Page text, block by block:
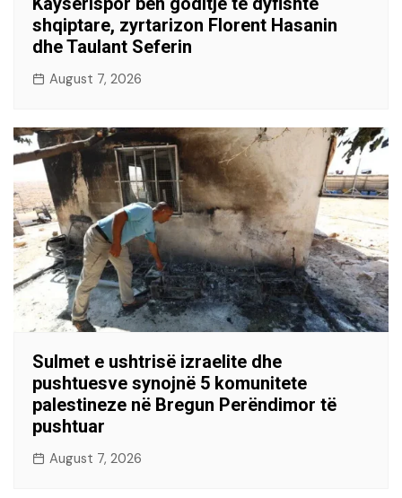
shqiptare, zyrtarizon Florent Hasanin
dhe Taulant Seferin
August 7, 2026
Sulmet e ushtrisë izraelite dhe
pushtuesve synojnë 5 komunitete
palestineze në Bregun Perëndimor të
pushtuar
August 7, 2026